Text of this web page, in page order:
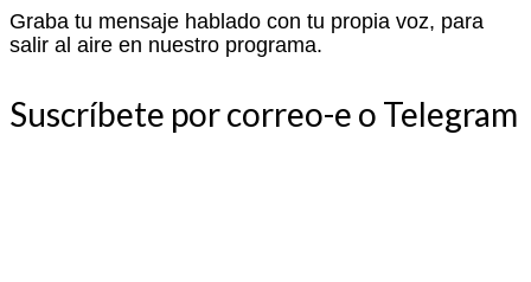
Graba tu mensaje hablado con tu propia voz, para
salir al aire en nuestro programa.
Suscríbete por correo-e o Telegram